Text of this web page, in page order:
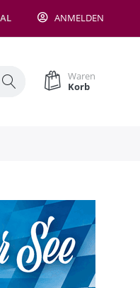
ANMELDEN
Waren
Korb